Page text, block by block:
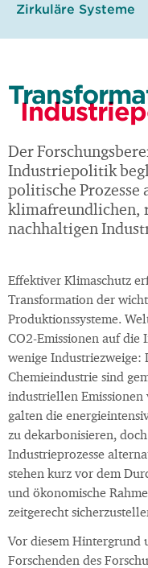
Zirkuläre Systeme
Der
Industriepolitik
politische Prozesse
klimafreundlichen,
nachhaltigen
Effektiver Klimaschutz
Transformation der
Produktionssysteme.
CO2-Emissionen auf die
wenige Industriezweige:
Chemieindustrie sind
industriellen
galten die
zu dekarbonisieren,
Industrieprozesse
stehen kurz vor dem
und ökonomische
zeitgerecht
Vor diesem Hintergrund
Forschenden des